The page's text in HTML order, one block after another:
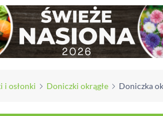
i osłonki Doniczki okrągłe Doniczka